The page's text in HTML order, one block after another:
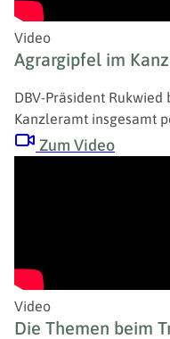
Video
Agrargipfel im
DBV-Präsident
Kanzleramt insgesamt
Zum Video
Video
Die Themen beim